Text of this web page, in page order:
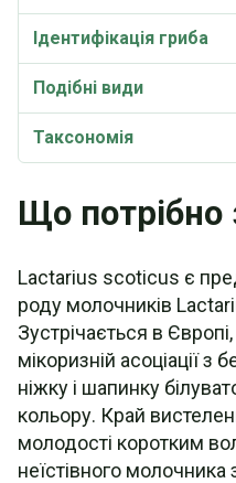
Ідентифікація гриба
Подібні види
Таксономія
Що потрібно
Lactarius scoticus є
роду молочників
Зустрічається в
мікоризній асоціації
ніжку і шапинку
кольору. Край
молодості коротким
неїстівного